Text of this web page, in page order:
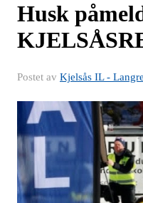
Husk
Postet av Kjelsås IL -